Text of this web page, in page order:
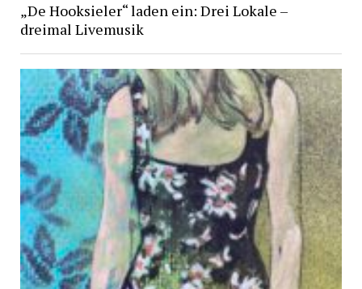
„De Hooksieler“ laden ein: Drei Lokale –
dreimal Livemusik